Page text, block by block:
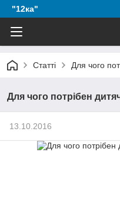
"12ка"
Статті Для чого
Для чого потрібен
13.10.2016